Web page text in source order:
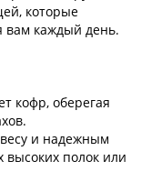
которые
вам каждый день.
кофр, оберегая
и надежным
высоких полок или